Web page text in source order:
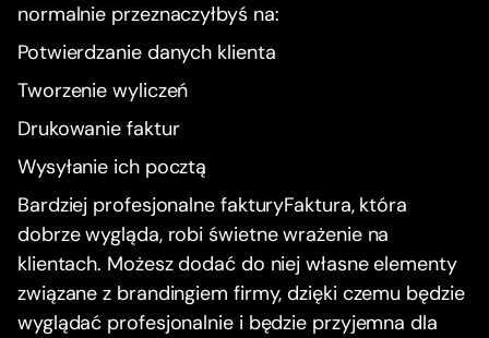
normalnie przeznaczyłbyś na:
Potwierdzanie danych klienta
Tworzenie wyliczeń
Drukowanie faktur
Wysyłanie ich pocztą
Bardziej profesjonalne fakturyFaktura, która
dobrze wygląda, robi świetne wrażenie na
klientach. Możesz dodać do niej własne elementy
związane z brandingiem firmy, dzięki czemu będzie
wyglądać profesjonalnie i będzie przyjemna dla